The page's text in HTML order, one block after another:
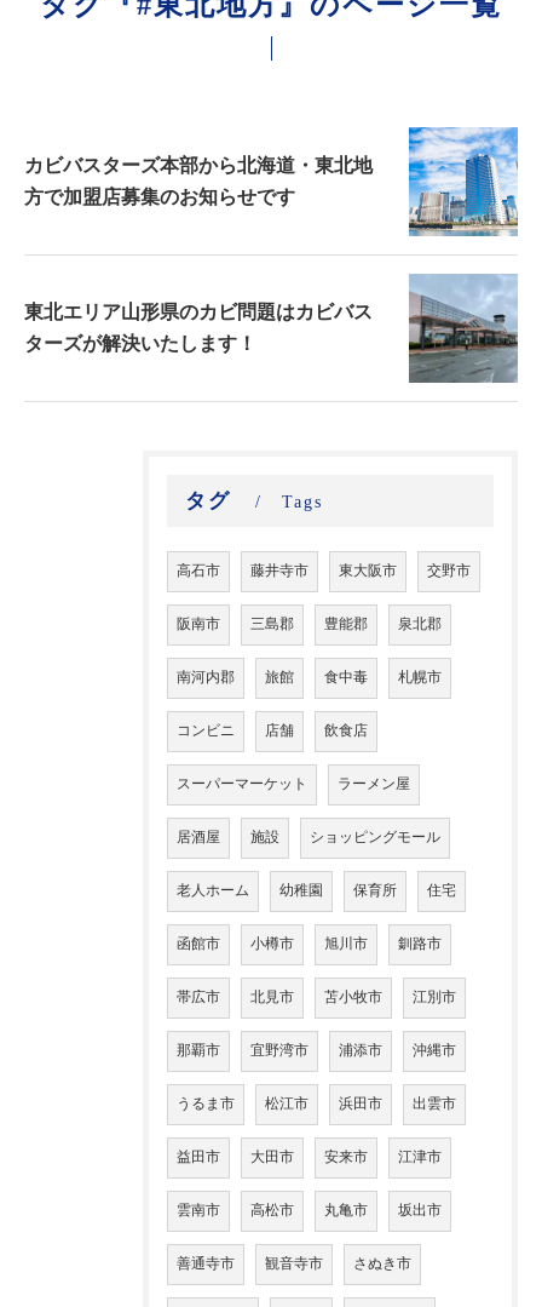
カビバスターズ本部から北海道・東北地
方で加盟店募集のお知らせです
東北エリア山形県のカビ問題はカビバス
ターズが解決いたします！
タグ Tags
高石市 藤井寺市 東大阪市 交野市
阪南市 三島郡 豊能郡 泉北郡
南河内郡 旅館 食中毒 札幌市
コンビニ 店舗 飲食店
スーパーマーケット ラーメン屋
居酒屋 施設 ショッピングモール
老人ホーム 幼稚園 保育所 住宅
函館市 小樽市 旭川市 釧路市
帯広市 北見市 苫小牧市 江別市
那覇市 宜野湾市 浦添市 沖縄市
うるま市 松江市 浜田市 出雲市
益田市 大田市 安来市 江津市
雲南市 高松市 丸亀市 坂出市
善通寺市 観音寺市 さぬき市